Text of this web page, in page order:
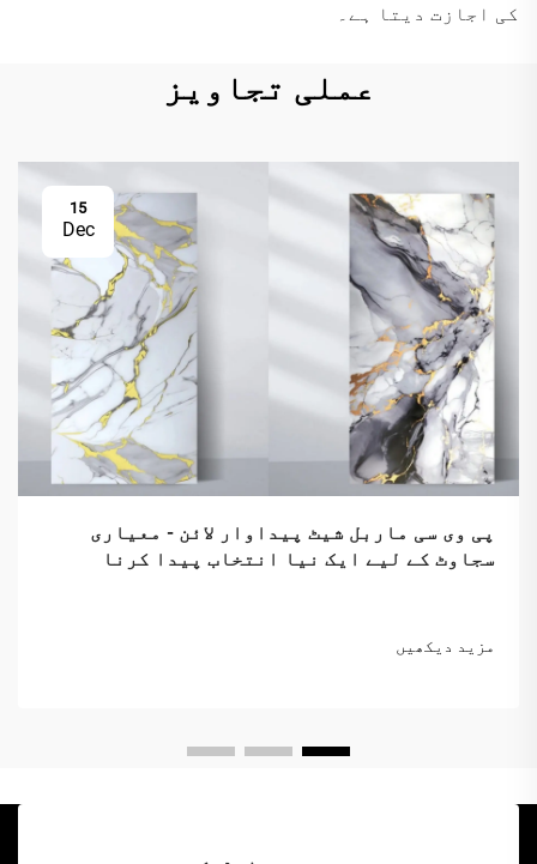
کی اجازت دیتا ہے۔
عملی تجاویز
15
Dec
پی وی سی ماربل شیٹ پیداوار لائن - معیاری
سجاوٹ کے لیے ایک نیا انتخاب پیدا کرنا
مزید دیکھیں